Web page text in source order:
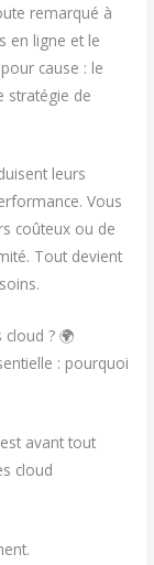
remarqué à
en ligne et le
cause : le
stratégie de
leurs
Vous
coûteux ou de
Tout devient
? 🌍
: pourquoi
avant tout
cloud